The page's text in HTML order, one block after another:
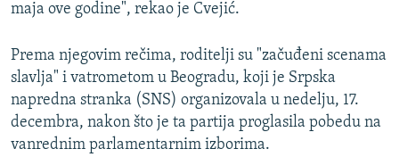
maja ove godine", rekao je Cvejić.
Prema njegovim rečima, roditelji su "začuđeni scenama
slavlja" i vatrometom u Beogradu, koji je Srpska
napredna stranka (SNS) organizovala u nedelju, 17.
decembra, nakon što je ta partija proglasila pobedu na
vanrednim parlamentarnim izborima.